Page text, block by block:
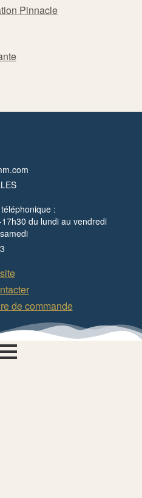
Pinnacle
:
du lundi au vendredi
de commande